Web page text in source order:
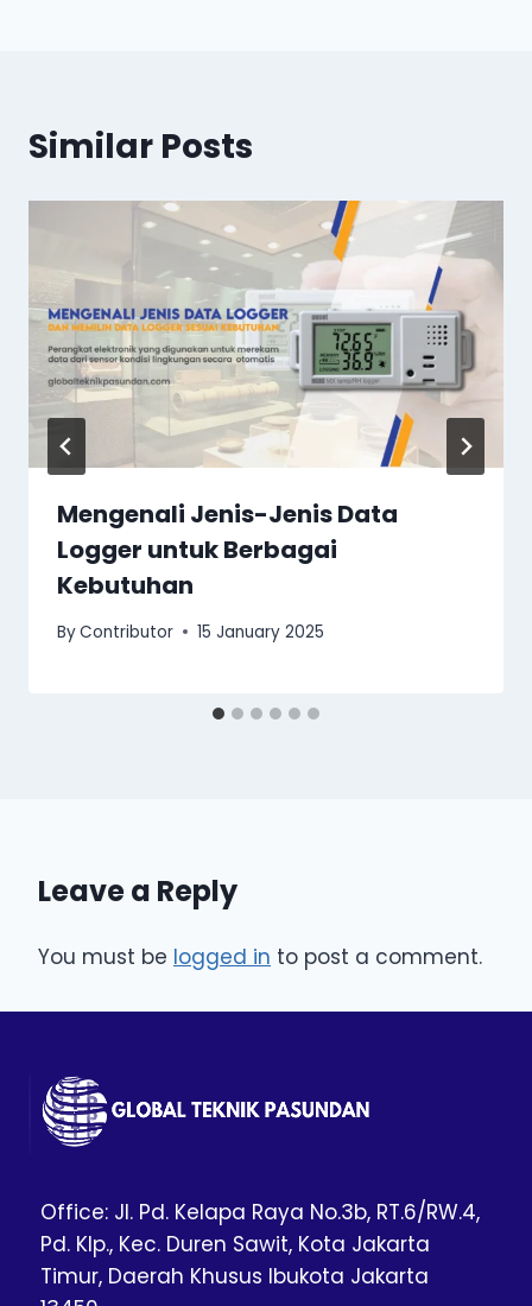
Similar Posts
Mengenali Jenis-Jenis Data
Logger untuk Berbagai
Kebutuhan
ByContributor 15 January 2025
Leave a Reply
You must be logged in to post a comment.
Office: Jl. Pd. Kelapa Raya No.3b, RT.6/RW.4,
Pd. Klp., Kec. Duren Sawit, Kota Jakarta
Timur, Daerah Khusus Ibukota Jakarta